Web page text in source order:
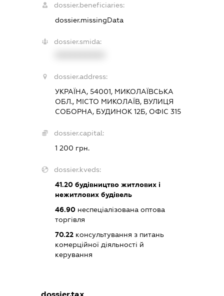
dossier.beneficiaries:
dossier.missingData
dossier.smida:
dossier.address:
УКРАЇНА, 54001, МИКОЛАЇВСЬКА
ОБЛ., МІСТО МИКОЛАЇВ, ВУЛИЦЯ
СОБОРНА, БУДИНОК 12Б, ОФІС 315
dossier.capital:
1 200 грн.
dossier.kveds:
41.20 будівництво житлових і
нежитлових будівель
46.90 неспеціалізована оптова
торгівля
70.22 консультування з питань
комерційної діяльності й
керування